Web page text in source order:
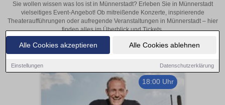
Alle Cookies akzeptieren Alle Cookies ablehnen
Einstellungen Datenschutzerklärung
Sie wollen wissen was los ist in Münnerstadt? Erleben Sie in Münnerstadt
vielseitiges Event-Angebot! Ob mitreißende Konzerte, inspirierende
Theateraufführungen oder aufregende Veranstaltungen in Münnerstadt – hier
finden alles im Überblick und Tickets.
18:00 Uhr